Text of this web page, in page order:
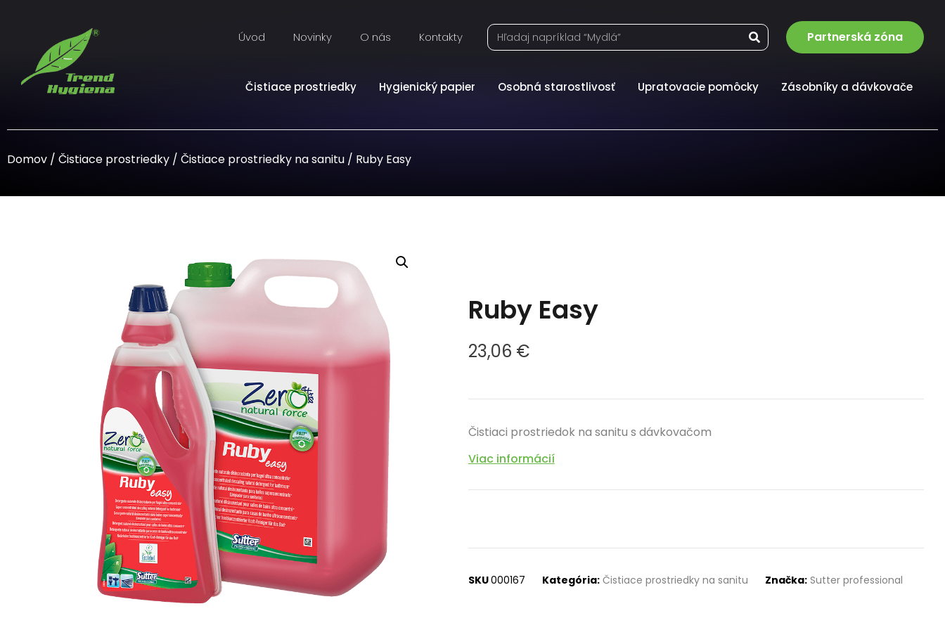
Úvod Novinky O nás Kontakty Partnerská zóna
Čistiace prostriedky Hygienický papier Osobná starostlivosť Upratovacie pomôcky Zásobníky a dávkovače
Domov / Čistiace prostriedky / Čistiace prostriedky na sanitu / Ruby Easy
Ruby Easy
23,06 €
Čistiaci prostriedok na sanitu s dávkovačom
Viac informácií
SKU000167 Kategória: Čistiace prostriedky na sanitu Značka: Sutter professional